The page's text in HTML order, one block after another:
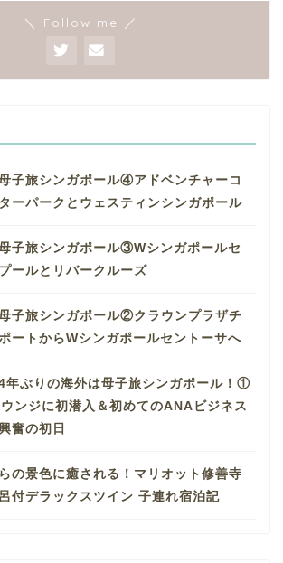
＼ Follow me ／
母子旅シンガポール④アドベンチャーコ
ーパークとウェスティンシンガポール
母子旅シンガポール③Wシンガポールセ
ールとリバークルーズ
母子旅シンガポール②クラウンプラザチ
ートからWシンガポールセントーサへ
4年ぶりの海外は母子旅シンガポール！①
ンジに初潜入＆初めてのANAビジネス
奮の初日
の景色に癒される！マリオット修善寺
付デラックスツイン 子連れ宿泊記